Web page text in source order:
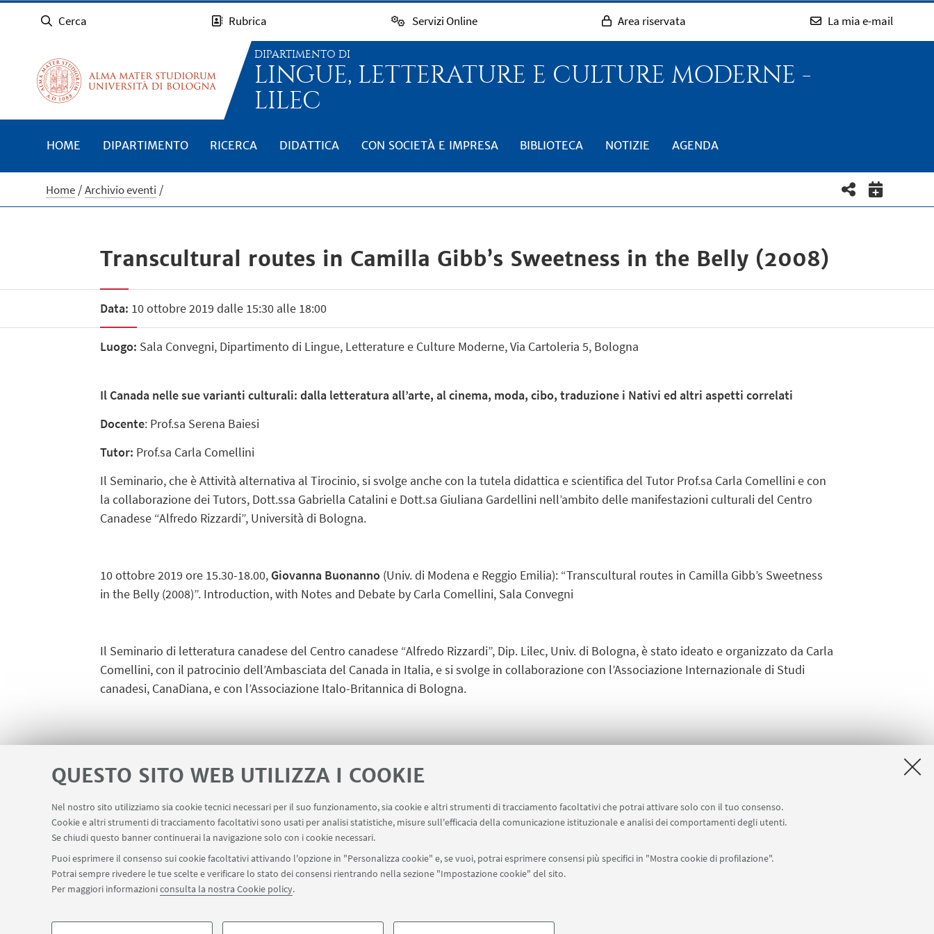
QUESTO SITO WEB UTILIZZA I COOKIE
Nel nostro sito utilizziamo sia cookie tecnici necessari per il suo funzionamento, sia cookie e altri strumenti di tracciamento facoltativi che potrai attivare solo con il tuo consenso.
Cookie e altri strumenti di tracciamento facoltativi sono usati per analisi statistiche, misure sull'efficacia della comunicazione istituzionale e analisi dei comportamenti degli utenti.
Se chiudi questo banner continuerai la navigazione solo con i cookie necessari.
Puoi esprimere il consenso sui cookie facoltativi attivando l'opzione in "Personalizza cookie" e, se vuoi, potrai esprimere consensi più specifici in "Mostra cookie di profilazione".
Potrai sempre rivedere le tue scelte e verificare lo stato dei consensi rientrando nella sezione "Impostazione cookie" del sito.
Per maggiori informazioniconsulta la nostra Cookie policy.
Cerca Rubrica Servizi Online Area riservata La mia e-mail
DIPARTIMENTO DI
LINGUE, LETTERATURE E CULTURE MODERNE -
LILEC
HOME DIPARTIMENTO RICERCA DIDATTICA CON SOCIETÀ E IMPRESA BIBLIOTECA NOTIZIE AGENDA
Home Archivio eventi
Transcultural routes in Camilla Gibb’s Sweetness in the Belly (2008)
Data: 10 ottobre 2019 dalle 15:30 alle 18:00
Luogo: Sala Convegni, Dipartimento di Lingue, Letterature e Culture Moderne, Via Cartoleria 5, Bologna
Il Canada nelle sue varianti culturali: dalla letteratura all’arte, al cinema, moda, cibo, traduzione i Nativi ed altri aspetti correlati
Docente: Prof.sa Serena Baiesi
Tutor: Prof.sa Carla Comellini
Il Seminario, che è Attività alternativa al Tirocinio, si svolge anche con la tutela didattica e scientifica del Tutor Prof.sa Carla Comellini e con
la collaborazione dei Tutors, Dott.ssa Gabriella Catalini e Dott.sa Giuliana Gardellini nell’ambito delle manifestazioni culturali del Centro
Canadese “Alfredo Rizzardi”, Università di Bologna.
10 ottobre 2019 ore 15.30-18.00, Giovanna Buonanno(Univ. di Modena e Reggio Emilia): “Transcultural routes in Camilla Gibb’s Sweetness
in the Belly (2008)”. Introduction, with Notes and Debate by Carla Comellini, Sala Convegni
Il Seminario di letteratura canadese del Centro canadese “Alfredo Rizzardi”, Dip. Lilec, Univ. di Bologna, è stato ideato e organizzato da Carla
Comellini, con il patrocinio dell’Ambasciata del Canada in Italia, e si svolge in collaborazione con l’Associazione Internazionale di Studi
canadesi, CanaDiana, e con l’Associazione Italo-Britannica di Bologna.
LINK UTILI Servizi interni Area riservata Segnala un evento Contatti
SEGUI IL DIPARTIMENTO SU: SEGUI UNIBO SU:
©Copyright 2026 - ALMA MATER STUDIORUM - Università di Bologna - Via Zamboni, 33 - 40126 Bologna - PI: 01131710376 - CF: 80007010376